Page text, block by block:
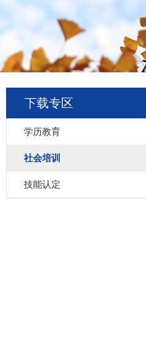
下载专区
学历教育
社会培训
技能认定